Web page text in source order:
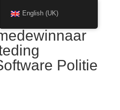
Politie
English (UK)